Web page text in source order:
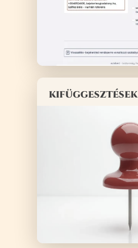
kifüggesztések